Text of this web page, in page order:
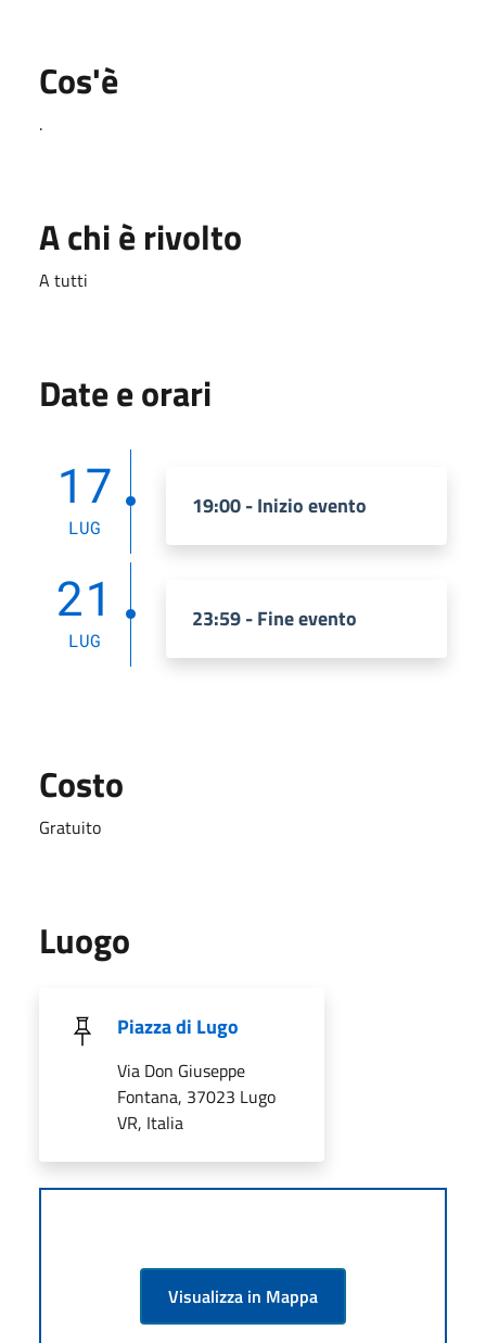
Cos'è
.
A chi è rivolto
A tutti
Date e orari
17
LUG
19:00 - Inizio evento
21
LUG
23:59 - Fine evento
Costo
Gratuito
Luogo
Piazza di Lugo
Via Don Giuseppe
Fontana, 37023 Lugo
VR, Italia
Visualizza in Mappa